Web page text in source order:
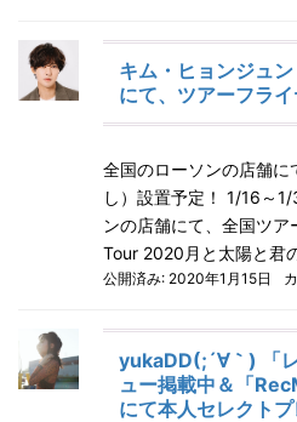
キム・ヒョンジュ
にて、ツアーフラ
全国のローソンの店舗に
し）設置予定！ 1/16～
ンの店舗にて、全国ツ
Tour 2020月と太陽と君
公開済み: 2020年1月15日
yukaDD(;´∀｀) 「
ュー掲載中＆「
にて本人セレクト